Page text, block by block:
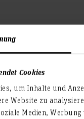
Cookies
um Inhalte und
Website zu
Medien,
sind offen für alle